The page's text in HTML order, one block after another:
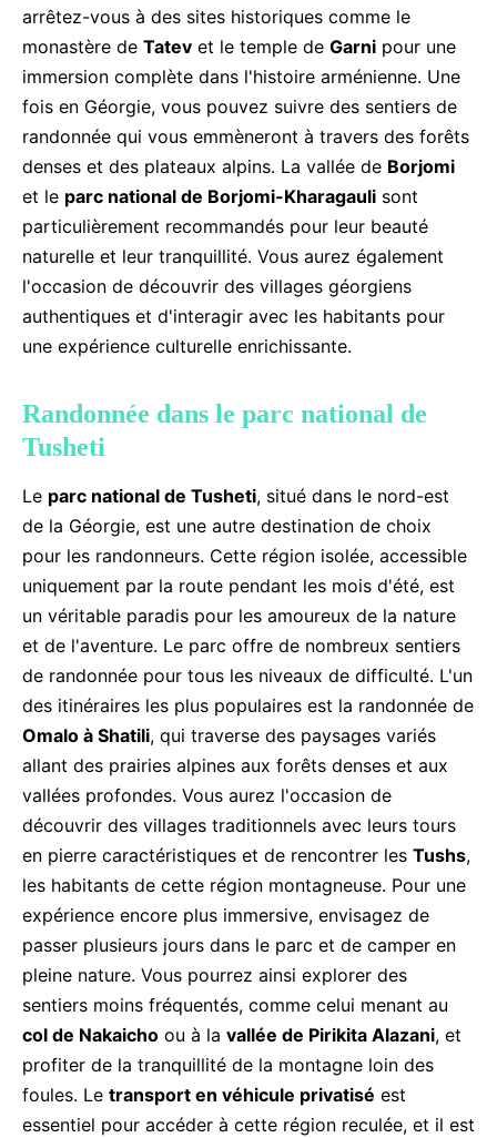
arrêtez-vous à des sites historiques comme le
monastère de Tatev et le temple de Garni pour une
immersion complète dans l'histoire arménienne. Une
fois en Géorgie, vous pouvez suivre des sentiers de
randonnée qui vous emmèneront à travers des forêts
denses et des plateaux alpins. La vallée de Borjomi
et le parc national de Borjomi-Kharagauli sont
particulièrement recommandés pour leur beauté
naturelle et leur tranquillité. Vous aurez également
l'occasion de découvrir des villages géorgiens
authentiques et d'interagir avec les habitants pour
une expérience culturelle enrichissante.
Randonnée dans le parc national de
Tusheti
Le parc national de Tusheti, situé dans le nord-est
de la Géorgie, est une autre destination de choix
pour les randonneurs. Cette région isolée, accessible
uniquement par la route pendant les mois d'été, est
un véritable paradis pour les amoureux de la nature
et de l'aventure. Le parc offre de nombreux sentiers
de randonnée pour tous les niveaux de difficulté. L'un
des itinéraires les plus populaires est la randonnée de
Omalo à Shatili, qui traverse des paysages variés
allant des prairies alpines aux forêts denses et aux
vallées profondes. Vous aurez l'occasion de
découvrir des villages traditionnels avec leurs tours
en pierre caractéristiques et de rencontrer les Tushs,
les habitants de cette région montagneuse. Pour une
expérience encore plus immersive, envisagez de
passer plusieurs jours dans le parc et de camper en
pleine nature. Vous pourrez ainsi explorer des
sentiers moins fréquentés, comme celui menant au
col de Nakaicho ou à la vallée de Pirikita Alazani, et
profiter de la tranquillité de la montagne loin des
foules. Le transport en véhicule privatisé est
essentiel pour accéder à cette région reculée, et il est